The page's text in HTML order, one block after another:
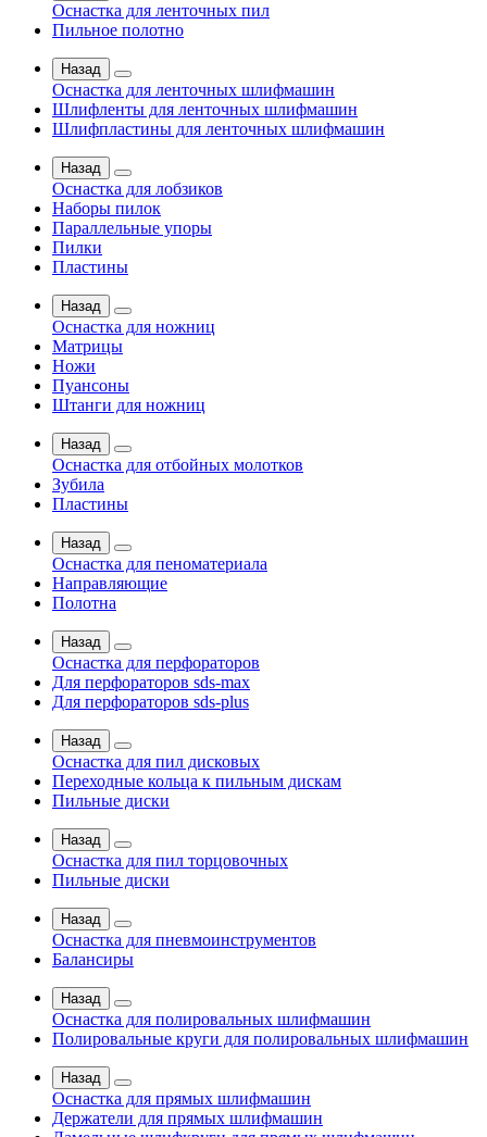
Оснастка для ленточных пил
Пильное полотно
Назад
Оснастка для ленточных шлифмашин
Шлифленты для ленточных шлифмашин
Шлифпластины для ленточных шлифмашин
Назад
Оснастка для лобзиков
Наборы пилок
Параллельные упоры
Пилки
Пластины
Назад
Оснастка для ножниц
Матрицы
Ножи
Пуансоны
Штанги для ножниц
Назад
Оснастка для отбойных молотков
Зубила
Пластины
Назад
Оснастка для пеноматериала
Направляющие
Полотна
Назад
Оснастка для перфораторов
Для перфораторов sds-max
Для перфораторов sds-plus
Назад
Оснастка для пил дисковых
Переходные кольца к пильным дискам
Пильные диски
Назад
Оснастка для пил торцовочных
Пильные диски
Назад
Оснастка для пневмоинструментов
Балансиры
Назад
Оснастка для полировальных шлифмашин
Полировальные круги для полировальных шлифмашин
Назад
Оснастка для прямых шлифмашин
Держатели для прямых шлифмашин